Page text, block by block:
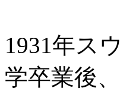
1931年ス
学卒業後